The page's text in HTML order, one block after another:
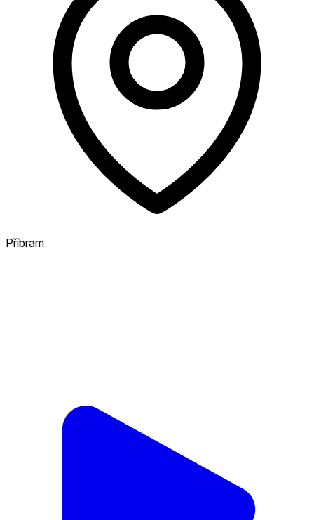
Příbram